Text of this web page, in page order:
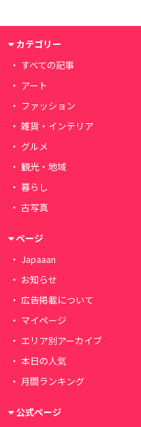
カテゴリー
すべての記事
アート
ファッション
雑貨・インテリア
グルメ
観光・地域
暮らし
古写真
ページ
Japaaan
お知らせ
広告掲載について
マイページ
エリア別アーカイブ
本日の人気
月間ランキング
公式ページ